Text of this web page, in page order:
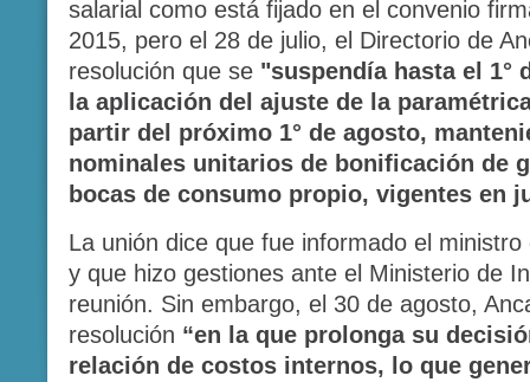
salarial como está fijado en el convenio
2015, pero el 28 de julio, el Directorio de
resolución que se "suspendía hasta el 1°
la aplicación del ajuste de la
partir del próximo 1° de agosto,
nominales unitarios de bonificación de
bocas de consumo propio, vigentes en
La unión dice que fue informado el
y que hizo gestiones ante el Ministerio de
reunión. Sin embargo, el 30 de agosto,
resolución “en la que prolonga su
relación de costos internos, lo que